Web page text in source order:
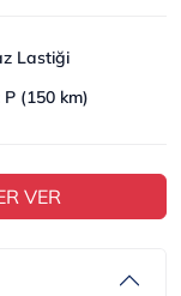
Lastiği
P (150 km)
VER